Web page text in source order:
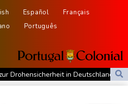
Español
Français
Português
Drohensicherheit in Deutschland